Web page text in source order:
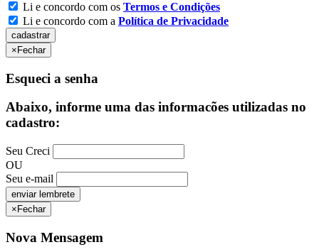
Li e concordo com os Termos e Condições
Li e concordo com a Política de Privacidade
× Fechar
Esqueci a senha
Abaixo, informe uma das informacões utilizadas no
cadastro:
Seu Creci
OU
Seu e-mail
× Fechar
Nova Mensagem